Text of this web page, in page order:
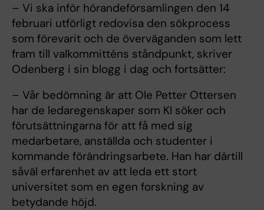
– Vi ska inför hörandeförsamlingen den 14
februari utförligt redovisa den sökprocess
som förevarit och de överväganden som lett
fram till valkommitténs ståndpunkt, skriver
Odenberg i sin blogg i dag och fortsätter:
– Vår bedömning är att Ole Petter Ottersen
har de ledaregenskaper som KI söker och
förutsättningarna för att få med sig
medarbetare, anställda och studenter i
kommande förändringsarbete. Han har därtill
såväl erfarenhet av att leda ett stort
universitet som en egen forskning av
betydande höjd.